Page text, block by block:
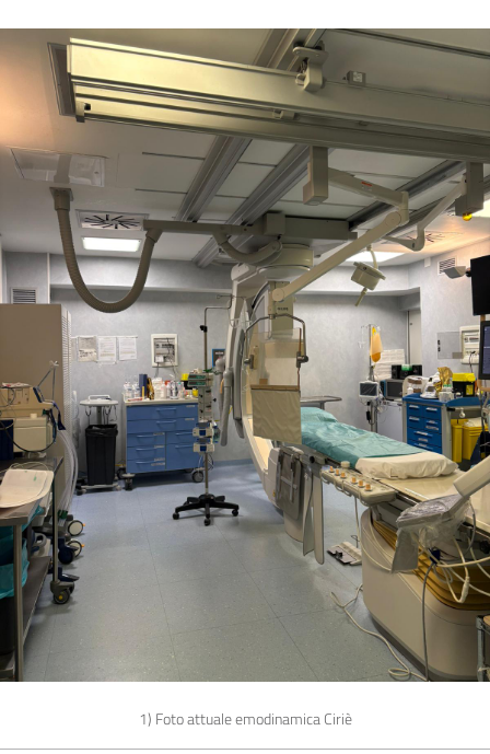
1) Foto attuale emodinamica Ciriè